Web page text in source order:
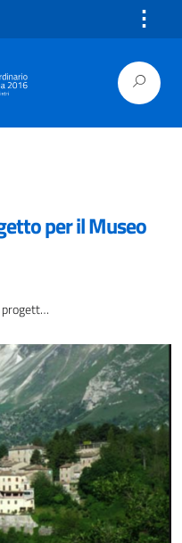
⋮
per il Museo
della Sibilla